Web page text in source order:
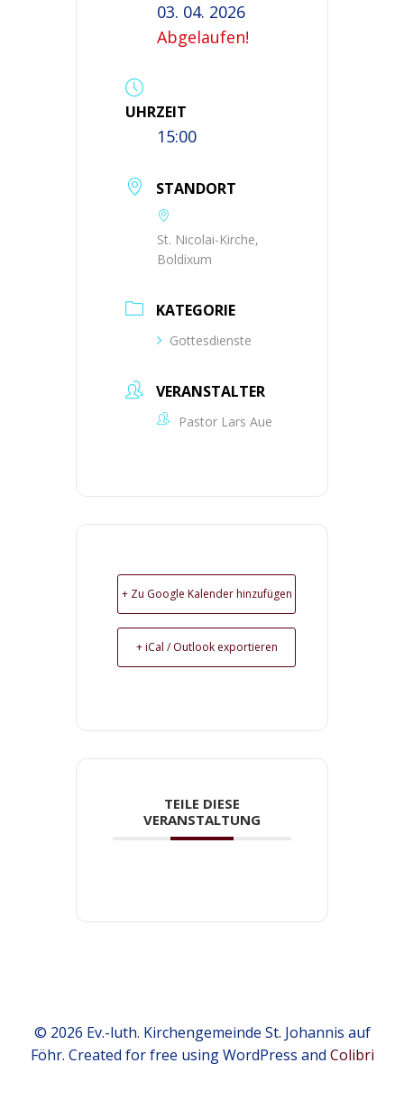
03. 04. 2026
Abgelaufen!
UHRZEIT
15:00
STANDORT
St. Nicolai-Kirche,
Boldixum
KATEGORIE
Gottesdienste
VERANSTALTER
Pastor Lars Aue
+ Zu Google Kalender hinzufügen
+ iCal / Outlook exportieren
TEILE DIESE
VERANSTALTUNG
© 2026 Ev.-luth. Kirchengemeinde St. Johannis auf
Föhr. Created for free using WordPress and Colibri